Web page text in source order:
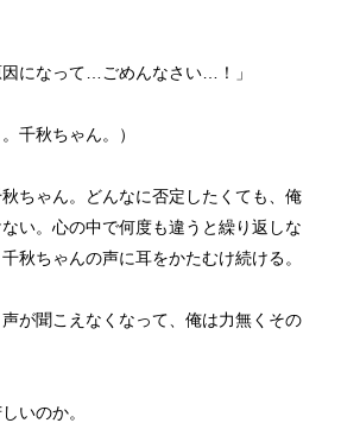
因になって…ごめんなさい…！」
千秋ちゃん。）
ちゃん。どんなに否定したくても、俺
い。心の中で何度も違うと繰り返しな
秋ちゃんの声に耳をかたむけ続ける。
が聞こえなくなって、俺は力無くその
いのか。